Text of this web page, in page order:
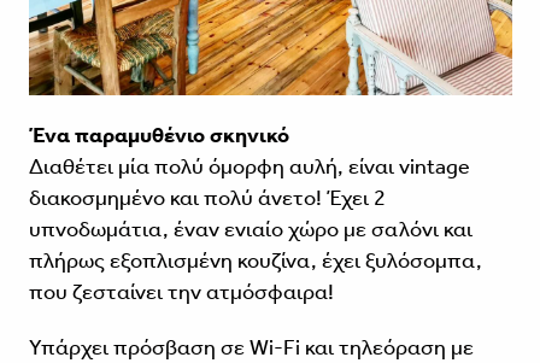
Ένα παραμυθένιο σκηνικό
Διαθέτει μία πολύ όμορφη αυλή, είναι νintage
διακοσμημένο και πολύ άνετο! Έχει 2
υπνοδωμάτια, έναν ενιαίο χώρο με σαλόνι και
πλήρως εξοπλισμένη κουζίνα, έχει ξυλόσομπα,
που ζεσταίνει την ατμόσφαιρα!
Υπάρχει πρόσβαση σε Wi-Fi και τηλεόραση με